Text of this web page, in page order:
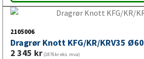
2105006
Dragrør Knott KFG/KR/KRV35 Ø60
2 345 kr (1876kr eks. mva)